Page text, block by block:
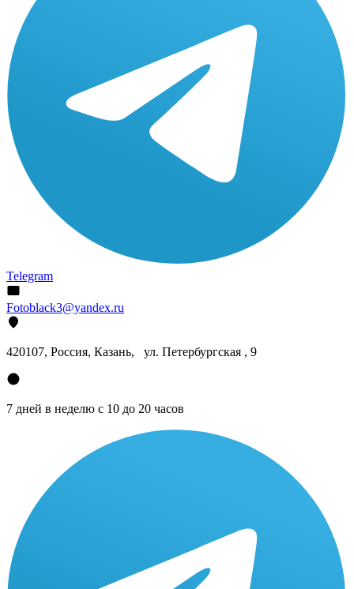
Telegram
Fotoblack3@yandex.ru
420107, Россия, Казань, ул. Петербургская , 9
7 дней в неделю с 10 до 20 часов